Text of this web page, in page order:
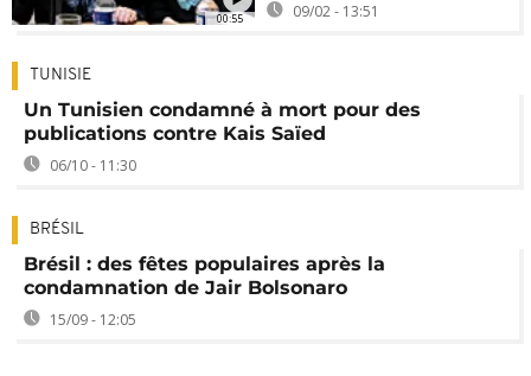
00:55 09/02 - 13:51
TUNISIE
Un Tunisien condamné à mort pour des
publications contre Kais Saïed
06/10 - 11:30
BRÉSIL
Brésil : des fêtes populaires après la
condamnation de Jair Bolsonaro
15/09 - 12:05